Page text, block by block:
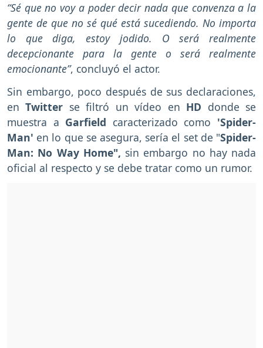
“Sé que no voy a poder decir nada que convenza a la
gente de que no sé qué está sucediendo. No importa
lo que diga, estoy jodido. O será realmente
decepcionante para la gente o será realmente
emocionante”, concluyó el actor.
Sin embargo, poco después de sus declaraciones,
enTwitter se filtró un vídeo en HD donde se
muestra a Garfield caracterizado como 'Spider-
Man' en lo que se asegura, sería el set de "Spider-
Man: No Way Home", sin embargo no hay nada
oficial al respecto y se debe tratar como un rumor.